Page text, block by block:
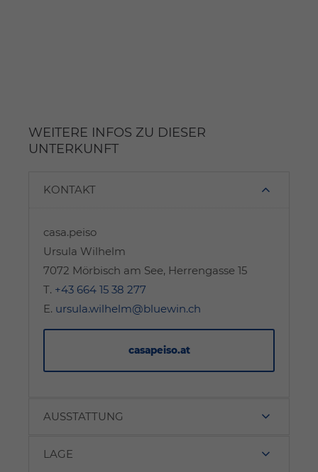
WEITERE INFOS ZU DIESER
UNTERKUNFT
KONTAKT
casa.peiso
Ursula Wilhelm
7072 Mörbisch am See, Herrengasse 15
T. +43 664 15 38 277
E. ursula.wilhelm@bluewin.ch
casapeiso.at
AUSSTATTUNG
LAGE